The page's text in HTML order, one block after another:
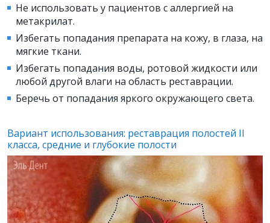
Не использовать у пациентов с аллергией на
метакрилат.
Избегать попадания препарата на кожу, в глаза, на
мягкие ткани.
Избегать попадания воды, ротовой жидкости или
любой другой влаги на область реставрации.
Беречь от попадания яркого окружающего света.
Вариант использования: реставрация полостей II
класса, средние и глубокие полости